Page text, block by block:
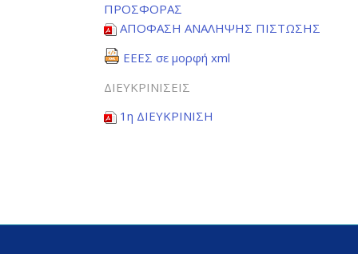
ΠΡΟΣΦΟΡΑΣ
ΑΠΟΦΑΣΗ ΑΝΑΛΗΨΗΣ ΠΙΣΤΩΣΗΣ
ΕΕΕΣ σε μορφή xml
ΔΙΕΥΚΡΙΝΙΣΕΙΣ
1η ΔΙΕΥΚΡΙΝΙΣΗ